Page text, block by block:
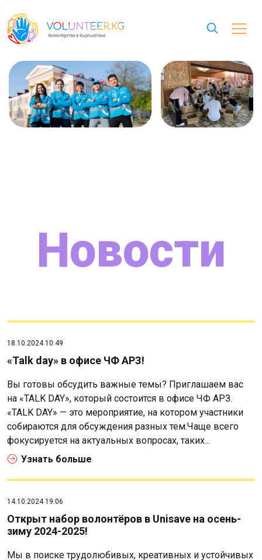
Новости
18.10.2024 10:49
«Talk day» в офисе ЧФ АРЗ!
Вы готовы обсудить важные темы? Приглашаем вас
на «TALK DAY», который состоится в офисе ЧФ АРЗ.
«TALK DAY» — это мероприятие, на котором участники
собираются для обсуждения разных тем.Чаще всего
фокусируется на актуальных вопросах, таких...
Узнать больше
14.10.2024 19:06
Открыт набор волонтёров в Unisave на осень-
зиму 2024-2025!
Мы в поиске трудолюбивых, креативных и устойчивых